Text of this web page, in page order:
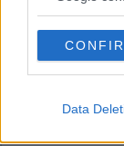
use your data
consent section.
Data